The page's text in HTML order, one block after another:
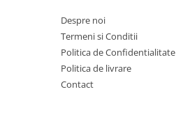
Despre noi
Termeni si Conditii
Politica de Confidentialitate
Politica de livrare
Contact